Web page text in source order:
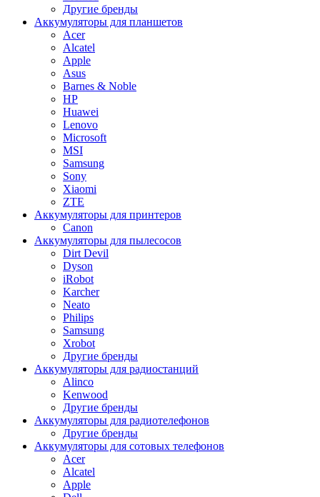
Другие бренды
Аккумуляторы для планшетов
Acer
Alcatel
Apple
Asus
Barnes & Noble
HP
Huawei
Lenovo
Microsoft
MSI
Samsung
Sony
Xiaomi
ZTE
Аккумуляторы для принтеров
Canon
Аккумуляторы для пылесосов
Dirt Devil
Dyson
iRobot
Karcher
Neato
Philips
Samsung
Xrobot
Другие бренды
Аккумуляторы для радиостанций
Alinco
Kenwood
Другие бренды
Аккумуляторы для радиотелефонов
Другие бренды
Аккумуляторы для сотовых телефонов
Acer
Alcatel
Apple